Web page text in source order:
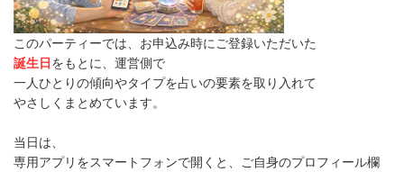
このパーティーでは、お申込み時にご登録いただいた
誕生日 をもとに、運営側で
一人ひとりの傾向やタイプを占いの要素を取り入れて
やさしくまとめています。
当日は、
専用アプリをスマートフォンで開くと、ご自身のプロフィール欄